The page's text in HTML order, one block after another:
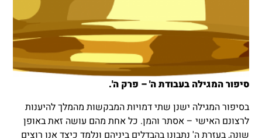
סיפור המגילה בעבודת ה' – פרק ה'.
בסיפור המגילה ישנן שתי דמויות המבקשות מהמלך להיענות
לרצונם האישי – אסתר והמן. כל אחת מהם עושה זאת באופן
שונה, בעזרת ה' נתבונן בהבדלים ביניהם ונלמד כיצד אנו רוצים